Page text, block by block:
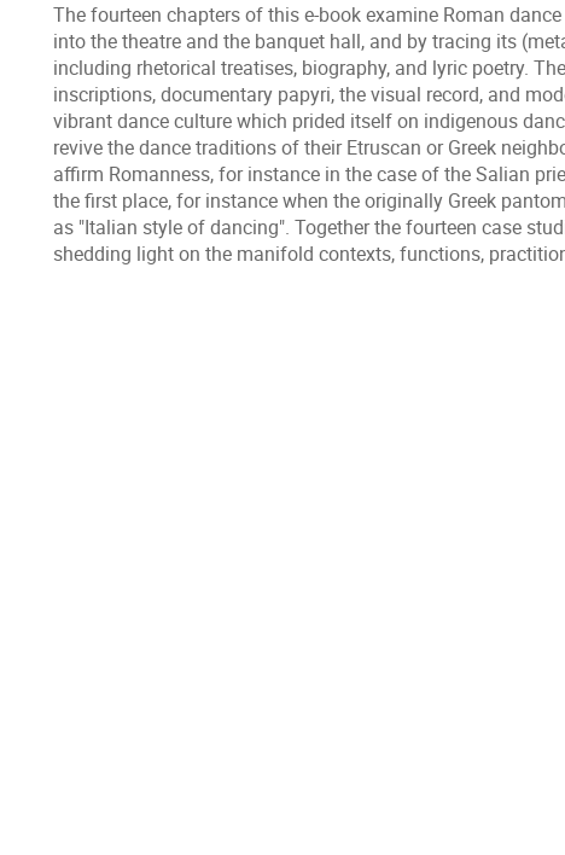
The fourteen chapters of this e-book examine Roman
into the theatre and the banquet hall, and by tracing its
including rhetorical treatises, biography, and lyric poetry.
inscriptions, documentary papyri, the visual record, and
vibrant dance culture which prided itself on indigenous
revive the dance traditions of their Etruscan or Greek
affirm Romanness, for instance in the case of the Salian
the first place, for instance when the originally Greek
as "Italian style of dancing". Together the fourteen case
shedding light on the manifold contexts, functions,